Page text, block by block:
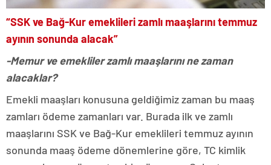
“SSK ve Bağ-Kur emeklileri zamlı maaşlarını temmuz
ayının sonunda alacak”
-Memur ve emekliler zamlı maaşlarını ne zaman
alacaklar?
Emekli maaşları konusuna geldiğimiz zaman bu maaş
zamları ödeme zamanları var. Burada ilk ve zamlı
maaşlarını SSK ve Bağ-Kur emeklileri temmuz ayının
sonunda maaş ödeme dönemlerine göre, TC kimlik